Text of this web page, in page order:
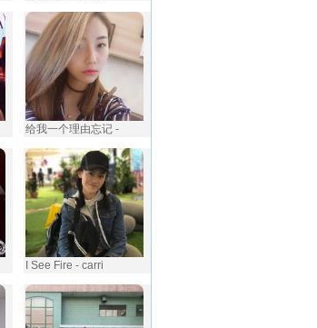
给我一个理由忘记 -
I See Fire - carri